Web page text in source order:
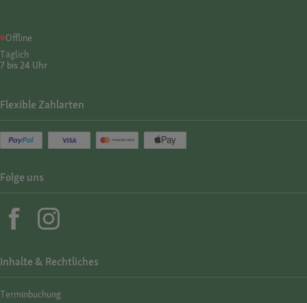
Offline
Täglich
7 bis 24 Uhr
Inhalte & Rechtliches
Termin­buchung
Flexible Zahlarten
Folge uns